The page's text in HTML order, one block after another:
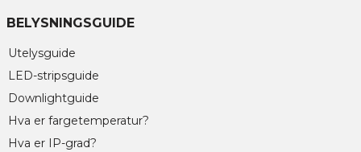
BELYSNINGSGUIDE
Utelysguide
LED-stripsguide
Downlightguide
Hva er fargetemperatur?
Hva er IP-grad?